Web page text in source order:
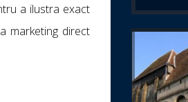
a ilustra exact
marketing direct